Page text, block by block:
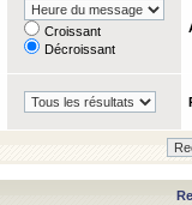
Croissant
Décroissant